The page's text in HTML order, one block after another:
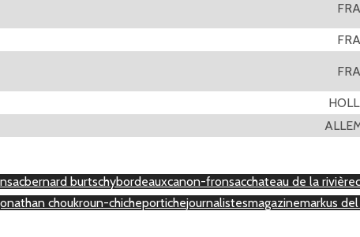
bernard burtschybordeauxcanon-fronsacchateau de la rivière
choukroun-chicheportichejournalistesmagazinemarkus